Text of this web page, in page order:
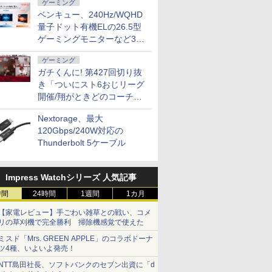
ゲーミング
ベンキュー、240Hz/WQHD
量子ドット有機ELの26.5型
ゲーミングモニターなど3機
種
ゲーミング
ガチくんに! 第427回切り抜
き「ついにスト6おじリーグ
開催/翔がときどのコーチ就
任など」
Nextorage、最大
120Gbps/240W対応の
Thunderbolt 5ケーブル
Impress Watchシリーズ 人気記事
24時間 1週間 1カ月
家電レビュー】手ごわい雑草との戦い、コメ
の草刈機で完全勝利 掃除機感覚で使えた
スド「Mrs. GREEN APPLE」のコラボドーナ
4種、いよいよ発売！
島田社長、ソフトバンクのセブン出資に「d